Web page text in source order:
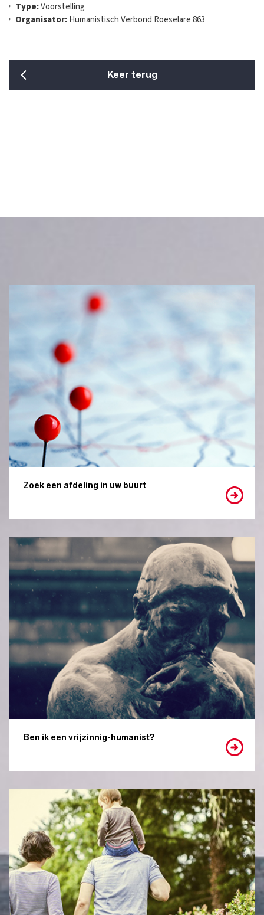
Type:Voorstelling
Organisator:Humanistisch Verbond Roeselare 863
Keer terug
Zoek een afdeling in uw buurt
Ben ik een vrijzinnig-humanist?